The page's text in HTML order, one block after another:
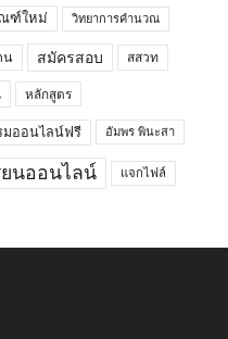
ณฑ์ใหม่ วิทยาการคำนวณ
น สมัครสอบ สสวท
หลักสูตร
มออนไลน์ฟรี อัมพร พินะสา
ยนออนไลน์ แจกไฟล์